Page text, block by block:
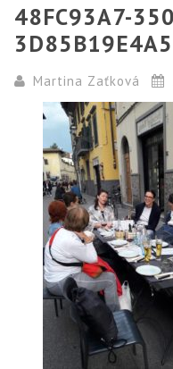
48FC93A7-
Martina Zaťková